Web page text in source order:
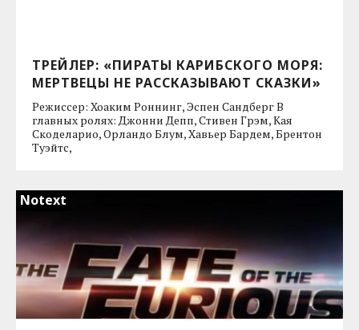
ТРЕЙЛЕР: «ПИРАТЫ КАРИБСКОГО МОРЯ:
МЕРТВЕЦЫ НЕ РАССКАЗЫВАЮТ СКАЗКИ»
Режиссер: Хоаким Роннинг, Эспен Сандберг В
главных ролях: Джонни Депп, Стивен Грэм, Кая
Скоделарио, Орландо Блум, Хавьер Бардем, Брентон
Туэйтс,
Notext